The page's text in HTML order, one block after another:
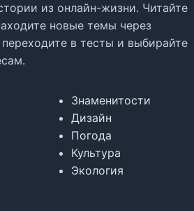
из онлайн-жизни. Читайте
новые темы через
в тесты и выбирайте
Знаменитости
Дизайн
Погода
Культура
Экология